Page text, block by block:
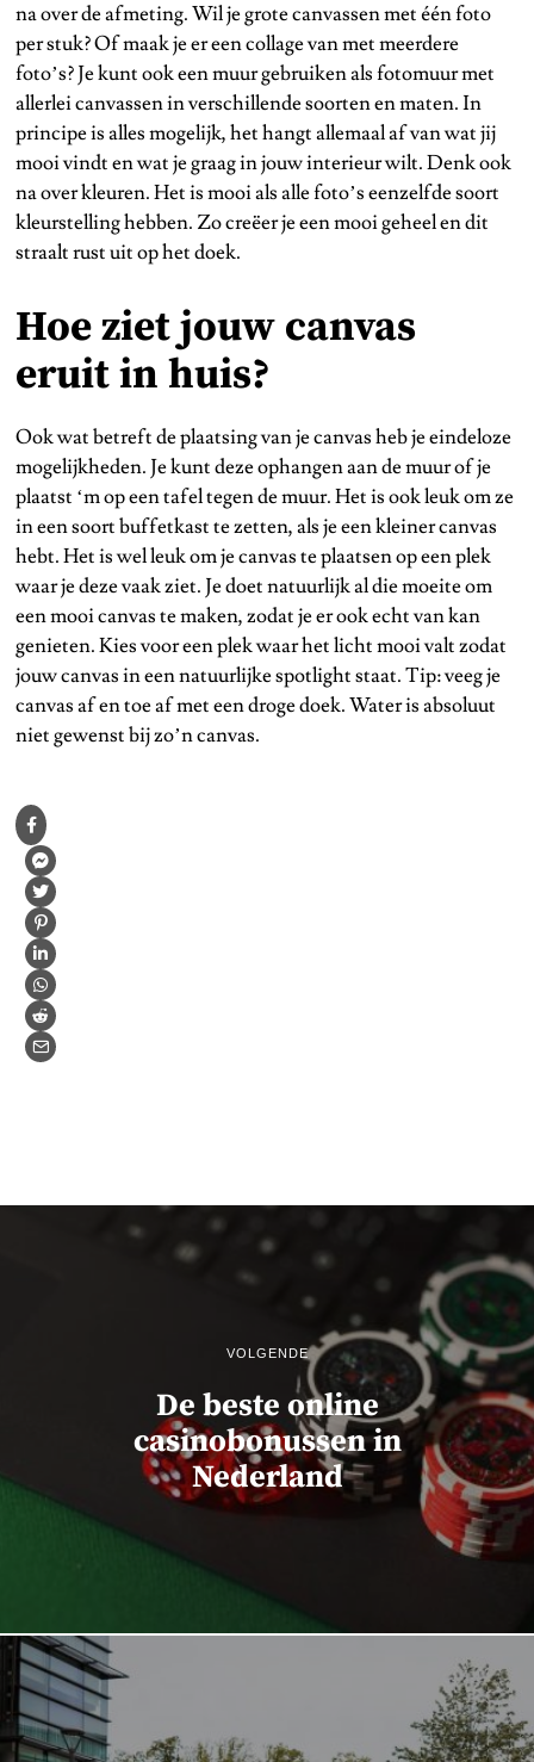
na over de afmeting. Wil je grote canvassen met één foto
per stuk? Of maak je er een collage van met meerdere
foto’s? Je kunt ook een muur gebruiken als fotomuur met
allerlei canvassen in verschillende soorten en maten. In
principe is alles mogelijk, het hangt allemaal af van wat jij
mooi vindt en wat je graag in jouw interieur wilt. Denk ook
na over kleuren. Het is mooi als alle foto’s eenzelfde soort
kleurstelling hebben. Zo creëer je een mooi geheel en dit
straalt rust uit op het doek.
Hoe ziet jouw canvas
eruit in huis?
Ook wat betreft de plaatsing van je canvas heb je eindeloze
mogelijkheden. Je kunt deze ophangen aan de muur of je
plaatst ‘m op een tafel tegen de muur. Het is ook leuk om ze
in een soort buffetkast te zetten, als je een kleiner canvas
hebt. Het is wel leuk om je canvas te plaatsen op een plek
waar je deze vaak ziet. Je doet natuurlijk al die moeite om
een mooi canvas te maken, zodat je er ook echt van kan
genieten. Kies voor een plek waar het licht mooi valt zodat
jouw canvas in een natuurlijke spotlight staat. Tip: veeg je
canvas af en toe af met een droge doek. Water is absoluut
niet gewenst bij zo’n canvas.
VOLGENDE
De beste online
casinobonussen in
Nederland